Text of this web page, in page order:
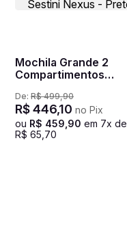
Mochila Grande 2
Compartimentos
15,6 Sestini Nexus -
Preto
De: R$ 499,90
R$446,10 no Pix
ou R$ 459 90 em 7x de
R$ 65 70